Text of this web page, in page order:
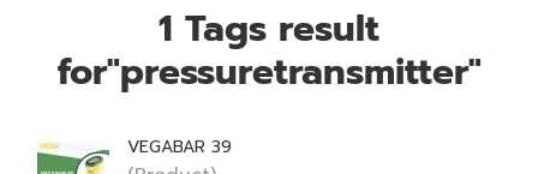
1 Tags result
for"pressuretransmitter"
VEGABAR 39